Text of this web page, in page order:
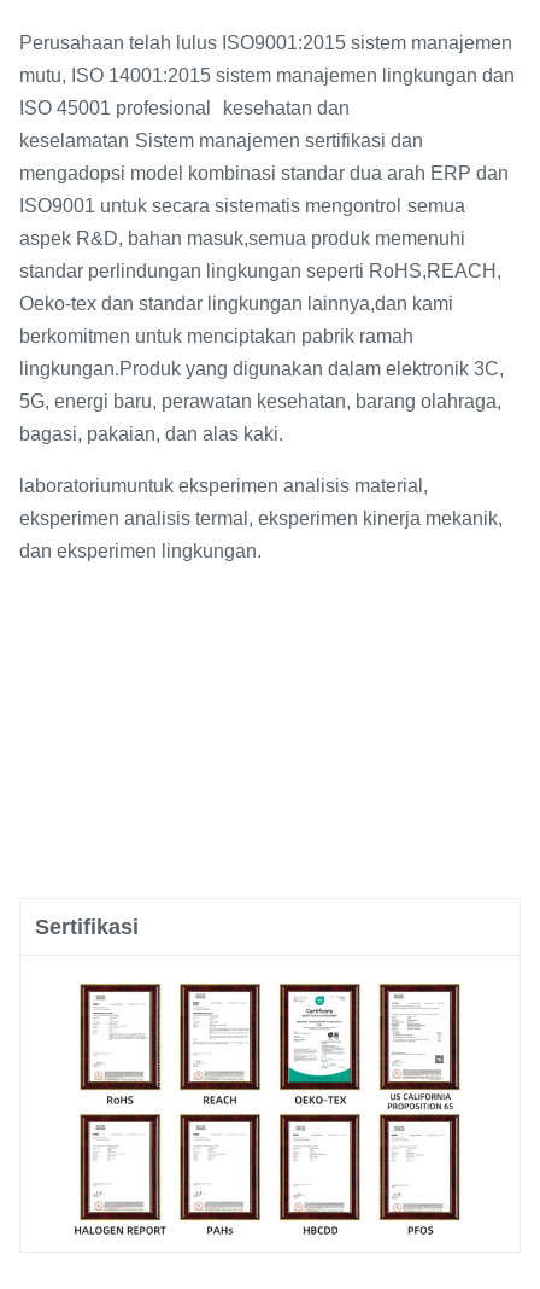
Perusahaan telah lulus ISO9001:2015 sistem manajemen
mutu, ISO 14001:2015 sistem manajemen lingkungan dan
ISO 45001 profesional
kesehatan dan
keselamatan Sistem manajemen sertifikasi dan
mengadopsi model kombinasi standar dua arah ERP dan
ISO9001 untuk secara sistematis mengontrol semua
aspek R&D, bahan masuk,semua produk memenuhi
standar perlindungan lingkungan seperti RoHS,REACH,
Oeko-tex dan standar lingkungan lainnya,dan kami
berkomitmen untuk menciptakan pabrik ramah
lingkungan.Produk yang digunakan dalam elektronik 3C,
5G, energi baru, perawatan kesehatan, barang olahraga,
bagasi, pakaian, dan alas kaki.
laboratoriumuntuk eksperimen analisis material,
eksperimen analisis termal, eksperimen kinerja mekanik,
dan eksperimen lingkungan.
Sertifikasi